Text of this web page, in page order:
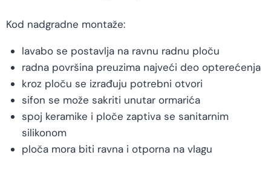
Kod nadgradne montaže:
lavabo se postavlja na ravnu radnu ploču
radna površina preuzima najveći deo opterećenja
kroz ploču se izrađuju potrebni otvori
sifon se može sakriti unutar ormarića
spoj keramike i ploče zaptiva se sanitarnim
silikonom
ploča mora biti ravna i otporna na vlagu